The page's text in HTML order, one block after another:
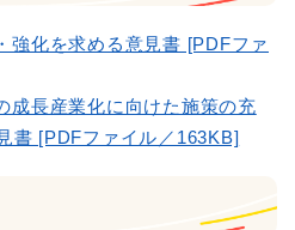
強化を求める意見書 [PDFファ
成長産業化に向けた施策の充
書 [PDFファイル／163KB]